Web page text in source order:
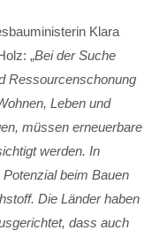
Klara
„Bei der Suche
Ressourcenschonung
Leben und
müssen erneuerbare
werden. In
beim Bauen
Die Länder haben
dass auch